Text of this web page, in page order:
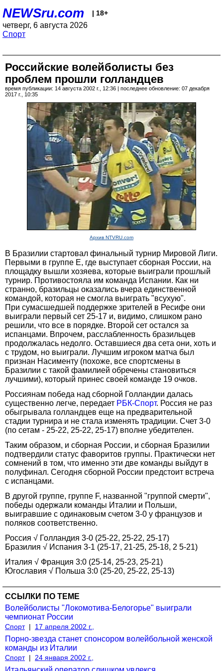
NEWSru.com | 18+
четверг, 6 августа 2026
Спорт
Российские волейболисты без
проблем прошли голландцев
время публикации: 14 августа 2002 г., 12:36 | последнее обновление: 07 декабря
2017 г., 10:35
Архив NTVRU.com
В Бразилии стартовал финальный турнир Мировой Лиги.
Первыми в группе Е, где выступает сборная России, на
площадку вышли хозяева, которые выиграли прошлый
турнир. Противостояла им команда Испании. Как ни
странно, бразильцы оказались вчера единственной
командой, которая не смогла выиграть "всухую".
При сумасшедшей поддержке зрителей в Ресифе они
выиграли первый сет 25-17 и, видимо, слишком рано
решили, что все в порядке. Второй сет остался за
испанцами. Впрочем, расслабленность бразильцев
продолжалась недолго. Оставшиеся два сета они, хоть и
с трудом, но выиграли. Лучшим игроком матча был
признан Насименту (похоже, все спортсмены в
Бразилии с такой фамилией обречены становиться
лучшими), который принес своей команде 19 очков.
Россиянам победа над сборной Голландии далась
существенно легче, передает РБК-Спорт. Россия не раз
обыгрывала голландцев еще на предварительной
стадии турнира и не стала изменять традиции. Счет 3-0
(по сетам - 25-22, 25-22, 25-17) вполне убедителен.
Таким образом, и сборная России, и сборная Бразилии
подтвердили статус фаворитов группы. Практически нет
сомнений в том, что именно эти две команды выйдут в
полуфинал. Сегодня сборной России предстоит встреча
с испанцами.
В другой группе, группе F, названной "группой смерти",
победы одержали команды Италии и Польши,
выигравшие с одинаковым счетом 3-0 у французов и
поляков соответственно.
Россия √ Голландия 3-0 (25-22, 25-22, 25-17)
Бразилия √ Испания 3-1 (25-17, 21-25, 25-18, 2 5-21)
Италия √ Франция 3:0 (25-14, 25-23, 25-21)
Югославия √ Польша 3:0 (25-20, 25-22, 25-13)
ССЫЛКИ ПО ТЕМЕ
Волейболисты "Локомотива-Белогорье" выиграли
чемпионат России
Спорт | 17 апреля 2002 г.,
Порно-звезда станет спонсором волейбольной женской
команды из Италии
Спорт | 24 января 2002 г.,